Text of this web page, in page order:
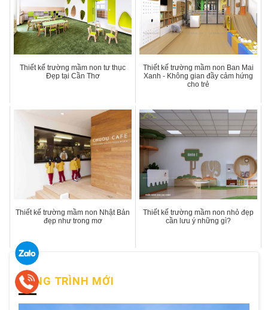
Thiết kế trường mầm non tư thục
Đẹp tại Cần Thơ
Thiết kế trường mầm non Ban Mai
Xanh - Không gian đầy cảm hứng
cho trẻ
Thiết kế trường mầm non Nhật Bản
đẹp như trong mơ
Thiết kế trường mầm non nhỏ đẹp
cần lưu ý những gì?
CÔNG TRÌNH MỚI